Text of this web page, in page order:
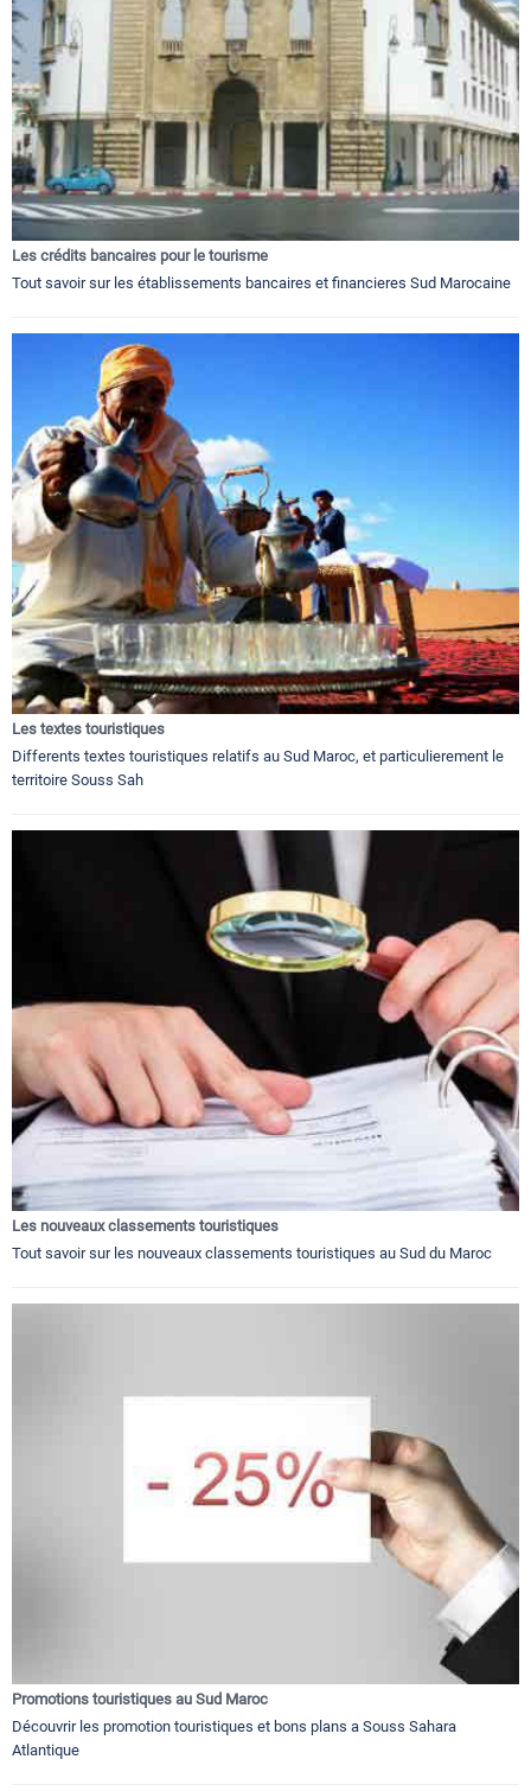
Les crédits bancaires pour le tourisme
Tout savoir sur les établissements bancaires et financieres Sud Marocaine
Les textes touristiques
Differents textes touristiques relatifs au Sud Maroc, et particulierement le
territoire Souss Sah
Les nouveaux classements touristiques
Tout savoir sur les nouveaux classements touristiques au Sud du Maroc
Promotions touristiques au Sud Maroc
Découvrir les promotion touristiques et bons plans a Souss Sahara
Atlantique